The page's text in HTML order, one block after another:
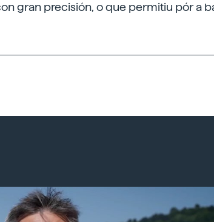
gran precisión, o que permitiu pór a